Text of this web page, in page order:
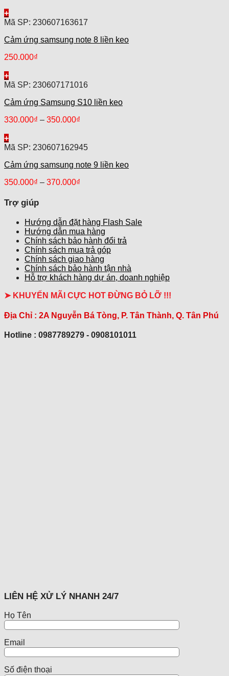
+
Mã SP: 230607163617
Cảm ứng samsung note 8 liền keo
250.000₫
+
Mã SP: 230607171016
Cảm ứng Samsung S10 liền keo
330.000₫ – 350.000₫
+
Mã SP: 230607162945
Cảm ứng samsung note 9 liền keo
350.000₫ – 370.000₫
Trợ giúp
Hướng dẫn đặt hàng Flash Sale
Hướng dẫn mua hàng
Chính sách bảo hành đổi trả
Chính sách mua trả góp
Chính sách giao hàng
Chính sách bảo hành tận nhà
Hỗ trợ khách hàng dự án, doanh nghiệp
➤ KHUYẾN MÃI CỰC HOT ĐỪNG BỎ LỠ !!!
Địa Chỉ : 2A Nguyễn Bá Tòng, P. Tân Thành, Q. Tân Phú
Hotline : 0987789279 - 0908101011
LIÊN HỆ XỬ LÝ NHANH 24/7
Họ Tên
Email
Số điện thoại